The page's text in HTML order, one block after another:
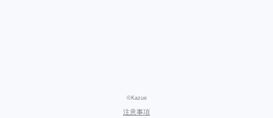
©Kazue
注意事項